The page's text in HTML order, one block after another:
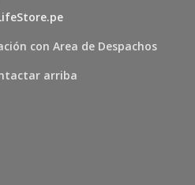
con Area de Despachos
arriba